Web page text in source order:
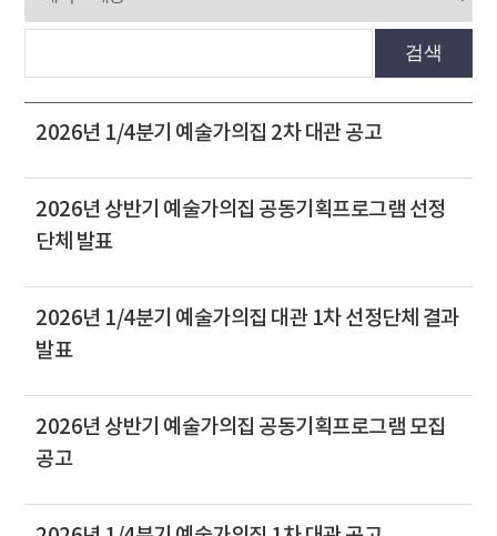
검색
2026년 1/4분기 예술가의집 2차 대관 공고
2026년 상반기 예술가의집 공동기획프로그램 선정
단체 발표
2026년 1/4분기 예술가의집 대관 1차 선정단체 결과
발표
2026년 상반기 예술가의집 공동기획프로그램 모집
공고